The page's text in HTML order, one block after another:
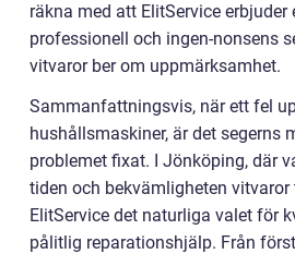
räkna med att ElitService erbjuder
professionell och ingen-nonsens
vitvaror ber om uppmärksamhet.
Sammanfattningsvis, när ett fel
hushållsmaskiner, är det segerns
problemet fixat. I Jönköping, där
tiden och bekvämligheten
ElitService det naturliga valet för
pålitlig reparationshjälp. Från